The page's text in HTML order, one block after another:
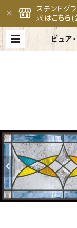
ステンドグ
求はこちら(
ピュア
ブンホ